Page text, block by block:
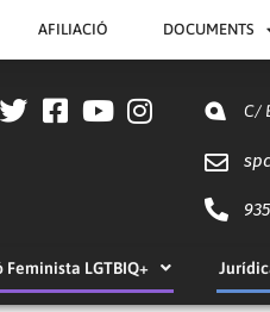
AFILIACIÓ DOCUMENTS
C/
Feminista LGTBIQ+